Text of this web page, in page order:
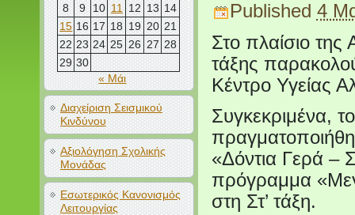
8
9 10 11 12 13 14
15 16 17 18 19 20 21
22 23 24 25 26 27 28
29 30
« Μάι
Διαχείριση Σεισμικού
Κινδύνου
Αξιολόγηση Σχολικής
Μονάδας
Εσωτερικός Κανονισμός
Λειτουργίας
Published 4
Στο πλαίσιο της
τάξης
Κέντρο Υγείας
Συγκεκριμένα,
«Δόντια Γερά –
πρόγραμμα
στη Στ’ τάξη.